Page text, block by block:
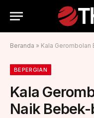
Beranda » Kala
BEPERGIAN
Kala
Naik